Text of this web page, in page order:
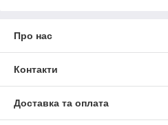
Про нас
Контакти
Доставка та оплата